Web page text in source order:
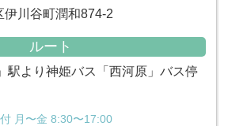
川谷町潤和874-2
ルート
駅より神姫バス「西河原」バス停
月〜金 8:30〜17:00